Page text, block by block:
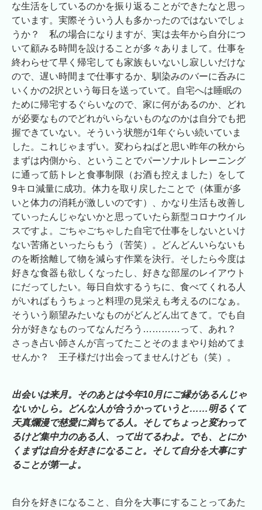
な生活をしているのかを振り返ることができたなと思っ
ています。実際そういう人も多かったのではないでしょ
うか？ 私の場合になりますが、実は去年から自分につ
いて顧みる時間を設けることが多々ありまして。仕事を
終わらせて早く帰宅しても家族もいないし寂しいだけな
ので、遅い時間まで仕事するか、馴染みのバーに呑みに
いくかの2択という毎日を送っていて。自宅へは睡眠の
ために帰宅するぐらいなので、家に何があるのか、どれ
が必要なものでどれがいらないものなのかは自分でも把
握できていない。そういう状態が1年ぐらい続いていま
した。これじゃまずい。変わらねばと思い昨年の秋から
まずは内側から、ということでパーソナルトレーニング
に通って筋トレと食事制限（お酒も控えました）をして
9キロ減量に成功。体力を取り戻したことで（体重が多
いと体力の消耗が激しいのです）、かなり生活も改善し
ていったんじゃないかと思っていたら新型コロナウイル
スですよ。ごちゃごちゃした自宅で仕事をしないといけ
ない苦痛といったらもう（苦笑）。どんどんいらないも
のを断捨離して物を減らす作業を決行。そしたら今度は
好きな食器も欲しくなったし、好きな部屋のレイアウト
にだってしたい。毎日自炊するうちに、食べてくれる人
がいればもうちょっと料理の見栄えも考えるのになぁ。
そういう願望みたいなものがどんどん出てきて。でも自
分が好きなものってなんだろう…………って、あれ？
さっき占い師さんが言ってたことそのままやり始めてま
せんか？ 王子様だけ出会ってませんけども（笑）。
出会いは来月。そのあとは今年10月にご縁があるんじゃ
ないかしら。どんな人が合うかっていうと……明るくて
天真爛漫で慈愛に満ちてる人。そしてちょっと変わって
るけど集中力のある人、って出てるわよ。でも、とにか
くまずは自分を好きになること。そして自分を大事にす
ることが第一よ。
自分を好きになること、自分を大事にすることってあた